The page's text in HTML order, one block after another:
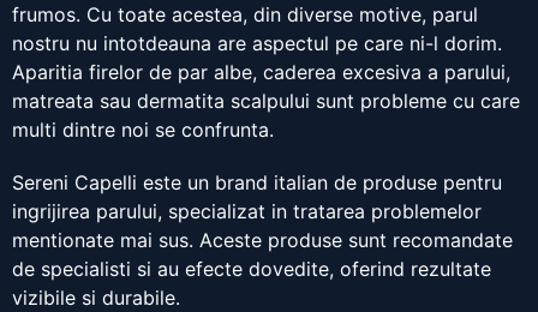
frumos. Cu toate acestea, din diverse motive, parul
nostru nu intotdeauna are aspectul pe care ni-l dorim.
Aparitia firelor de par albe, caderea excesiva a parului,
matreata sau dermatita scalpului sunt probleme cu care
multi dintre noi se confrunta.
Sereni Capelli este un brand italian de produse pentru
ingrijirea parului, specializat in tratarea problemelor
mentionate mai sus. Aceste produse sunt recomandate
de specialisti si au efecte dovedite, oferind rezultate
vizibile si durabile.